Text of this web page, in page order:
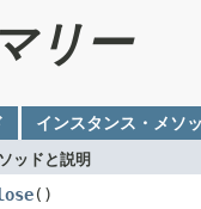
リー
インスタンス・メソ
ッドと説明
()